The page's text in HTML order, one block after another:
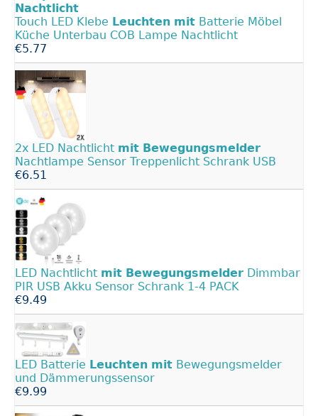
Touch LED Klebe Leuchten mit Batterie Möbel
Küche Unterbau COB Lampe Nachtlicht
€5.77
2x LED Nachtlicht mit Bewegungsmelder
Nachtlampe Sensor Treppenlicht Schrank USB
€6.51
LED Nachtlicht mit Bewegungsmelder Dimmbar
PIR USB Akku Sensor Schrank 1-4 PACK
€9.49
LED Batterie Leuchten mit Bewegungsmelder
und Dämmerungssensor
€9.99